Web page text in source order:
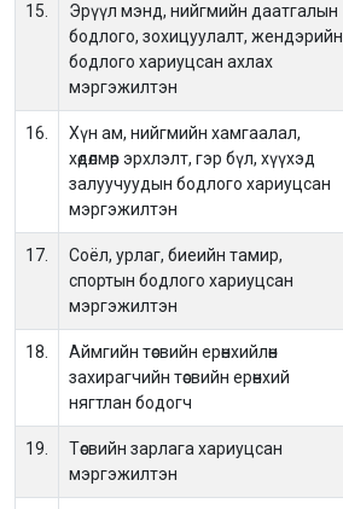
15.
Эрүүл мэнд, нийгмийн даатгалын
бодлого, зохицуулалт, жендэрийн
бодлого хариуцсан ахлах
мэргэжилтэн
16.
Хүн ам, нийгмийн хамгаалал,
хөдөлмөр эрхлэлт, гэр бүл, хүүхэд
залуучуудын бодлого хариуцсан
мэргэжилтэн
17.
Соёл, урлаг, биеийн тамир,
спортын бодлого хариуцсан
мэргэжилтэн
18.
Аймгийн төсвийн ерөнхийлөн
захирагчийн төсвийн ерөнхий
нягтлан бодогч
19.
Төсвийн зарлага хариуцсан
мэргэжилтэн